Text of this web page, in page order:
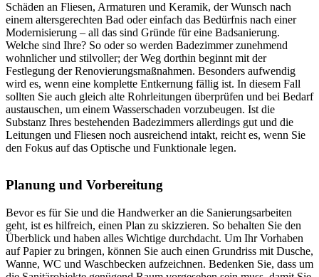
Schäden an Fliesen, Armaturen und Keramik, der Wunsch nach
einem altersgerechten Bad oder einfach das Bedürfnis nach einer
Modernisierung – all das sind Gründe für eine Badsanierung.
Welche sind Ihre? So oder so werden Badezimmer zunehmend
wohnlicher und stilvoller; der Weg dorthin beginnt mit der
Festlegung der Renovierungsmaßnahmen. Besonders aufwendig
wird es, wenn eine komplette Entkernung fällig ist. In diesem Fall
sollten Sie auch gleich alte Rohrleitungen überprüfen und bei Bedarf
austauschen, um einem Wasserschaden vorzubeugen. Ist die
Substanz Ihres bestehenden Badezimmers allerdings gut und die
Leitungen und Fliesen noch ausreichend intakt, reicht es, wenn Sie
den Fokus auf das Optische und Funktionale legen.
Planung und Vorbereitung
Bevor es für Sie und die Handwerker an die Sanierungsarbeiten
geht, ist es hilfreich, einen Plan zu skizzieren. So behalten Sie den
Überblick und haben alles Wichtige durchdacht. Um Ihr Vorhaben
auf Papier zu bringen, können Sie auch einen Grundriss mit Dusche,
Wanne, WC und Waschbecken aufzeichnen. Bedenken Sie, dass um